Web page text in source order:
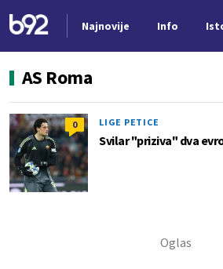
Najnovije Info
AS Roma
0 LIGE PETICE
Svilar "priziva" dva